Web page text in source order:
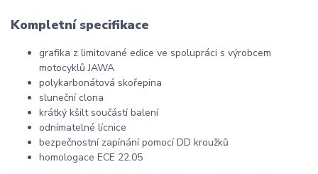
Kompletní specifikace
grafika z limitované edice ve spolupráci s výrobcem
motocyklů JAWA
polykarbonátová skořepina
sluneční clona
krátký kšilt součástí balení
odnímatelné lícnice
bezpečnostní zapínání pomocí DD kroužků
homologace ECE 22.05